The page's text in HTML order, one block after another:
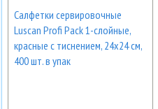
Салфетки сервировочные
Luscan Profi Pack 1-слойные,
красные с тиснением, 24x24 см,
400 шт. в упак